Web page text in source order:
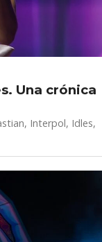
Una crónica
Interpol, Idles,